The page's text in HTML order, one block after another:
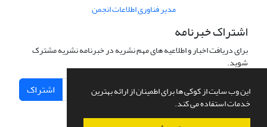
این وب سایت از کوکی ها برای اطمینان از ارائه بهترین
خدمات استفاده می کند.
مدیر فناوری اطلاعات انجمن
اشتراک خبرنامه
برای دریافت اخبار و اطلاعیه های مهم نشریه در خبرنامه نشریه مشترک
شوید.
اشتراک